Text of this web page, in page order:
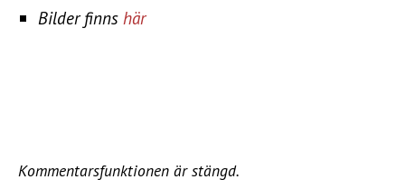
Bilder finns här
Kommentarsfunktionen är stängd.